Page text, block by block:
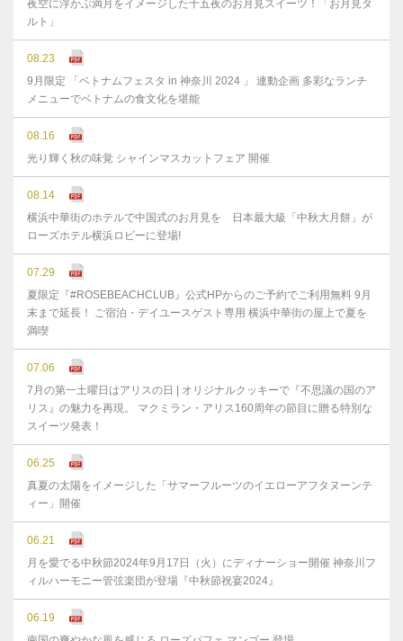
夜空に浮かぶ満月をイメージした十五夜のお月見スイーツ！「お月見タ
ルト」
08.23
9月限定 「ベトナムフェスタ in 神奈川 2024 」 連動企画 多彩なランチ
メニューでベトナムの食文化を堪能
08.16
光り輝く秋の味覚 シャインマスカットフェア 開催
08.14
横浜中華街のホテルで中国式のお月見を 日本最大級「中秋大月餅」が
ローズホテル横浜ロビーに登場!
07.29
夏限定『#ROSEBEACHCLUB』公式HPからのご予約でご利用無料 9月
末まで延⻑！ ご宿泊・デイユースゲスト専用 横浜中華街の屋上で夏を
満喫
07.06
7月の第一土曜日はアリスの日 | オリジナルクッキーで『不思議の国のア
リス』の魅力を再現。 マクミラン・アリス160周年の節目に贈る特別な
スイーツ発表！
06.25
真夏の太陽をイメージした「サマーフルーツのイエローアフタヌーンテ
ィー」開催
06.21
月を愛でる中秋節2024年9月17日（火）にディナーショー開催 神奈川フ
ィルハーモニー管弦楽団が登場『中秋節祝宴2024』
06.19